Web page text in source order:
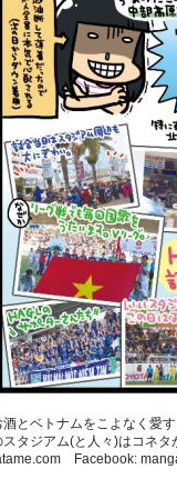
とベトナムをこよなく愛
スタジアム(と人々)はコネ
Facebook: